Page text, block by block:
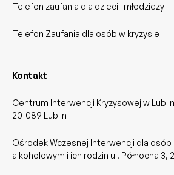
Telefon zaufania dla dzieci i młodzieży
Telefon Zaufania dla osób w kryzysie
Kontakt
Centrum Interwencji Kryzysowej w
20-089 Lublin
Ośrodek Wczesnej Interwencji dla
alkoholowym i ich rodzin ul. Północna 3,